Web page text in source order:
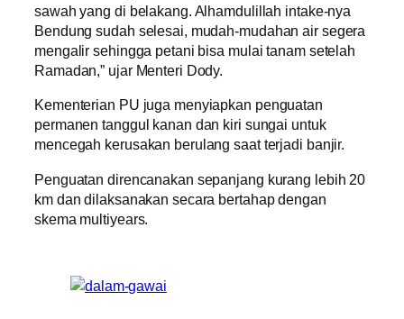
sawah yang di belakang. Alhamdulillah intake-nya
Bendung sudah selesai, mudah-mudahan air segera
mengalir sehingga petani bisa mulai tanam setelah
Ramadan,” ujar Menteri Dody.
Kementerian PU juga menyiapkan penguatan
permanen tanggul kanan dan kiri sungai untuk
mencegah kerusakan berulang saat terjadi banjir.
Penguatan direncanakan sepanjang kurang lebih 20
km dan dilaksanakan secara bertahap dengan
skema multiyears.